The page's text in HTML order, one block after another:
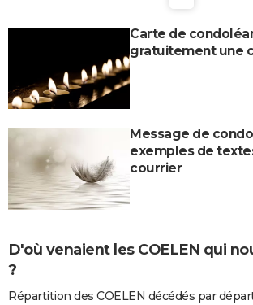
Carte de
gratuitement une
Message de
exemples de
courrier
D'où venaient les COELEN qui
?
Répartition des COELEN décédés par